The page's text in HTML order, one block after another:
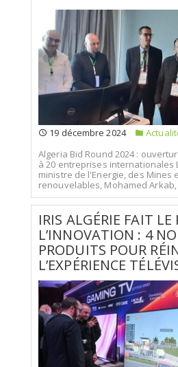
19 décembre 2024
Algeria Bid Round 2024 :
à 20 entreprises internationales
ministre de l'Energie, des Mines
renouvelables, Mohamed Arkab,
IRIS ALGÉRIE FAIT LE
L’INNOVATION : 4
PRODUITS POUR
L’EXPÉRIENCE